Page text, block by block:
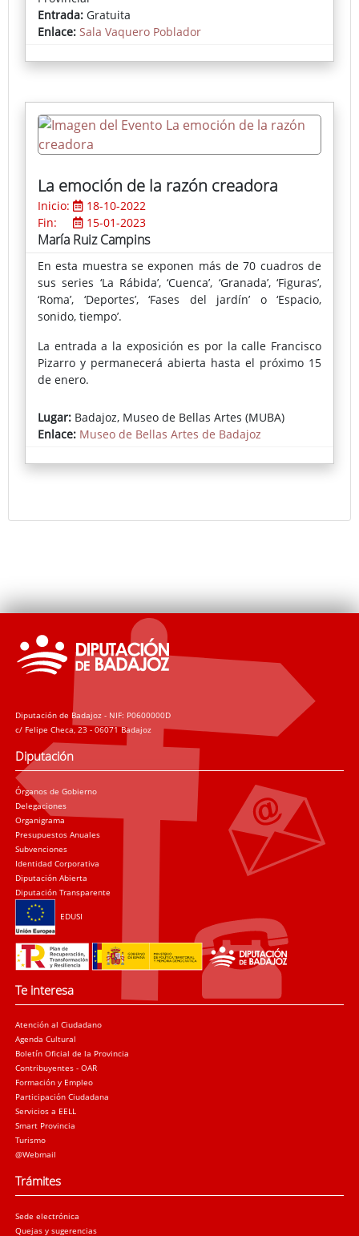
Entrada: Gratuita
Enlace: Sala Vaquero Poblador
La emoción de la razón creadora
Inicio:
18-10-2022
Fin:
15-01-2023
María Ruiz Campins
En esta muestra se exponen más de 70 cuadros de
sus series ‘La Rábida’, ‘Cuenca’, ‘Granada’, ‘Figuras’,
‘Roma’, ‘Deportes’, ‘Fases del jardín’ o ‘Espacio,
sonido, tiempo’.
La entrada a la exposición es por la calle Francisco
Pizarro y permanecerá abierta hasta el próximo 15
de enero.
Lugar: Badajoz, Museo de Bellas Artes (MUBA)
Enlace: Museo de Bellas Artes de Badajoz
Diputación de Badajoz - NIF: P0600000D
c/ Felipe Checa, 23 - 06071 Badajoz
Diputación
Órganos de Gobierno
Delegaciones
Organigrama
Presupuestos Anuales
Subvenciones
Identidad Corporativa
Diputación Abierta
Diputación Transparente
EDUSI
Te interesa
Atención al Ciudadano
Agenda Cultural
Boletín Oficial de la Provincia
Contribuyentes - OAR
Formación y Empleo
Participación Ciudadana
Servicios a EELL
Smart Provincia
Turismo
@Webmail
Trámites
Sede electrónica
Quejas y sugerencias